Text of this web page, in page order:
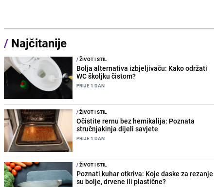
/ Najčitanije
/ŽIVOT I STIL
Bolja alternativa izbjeljivaču: Kako održati
WC školjku čistom?
PRIJE 1 DAN
/ŽIVOT I STIL
Očistite rernu bez hemikalija: Poznata
stručnjakinja dijeli savjete
PRIJE 1 DAN
/ŽIVOT I STIL
Poznati kuhar otkriva: Koje daske za rezanje
su bolje, drvene ili plastične?